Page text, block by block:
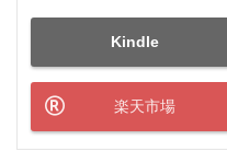
Kindle
楽天市場